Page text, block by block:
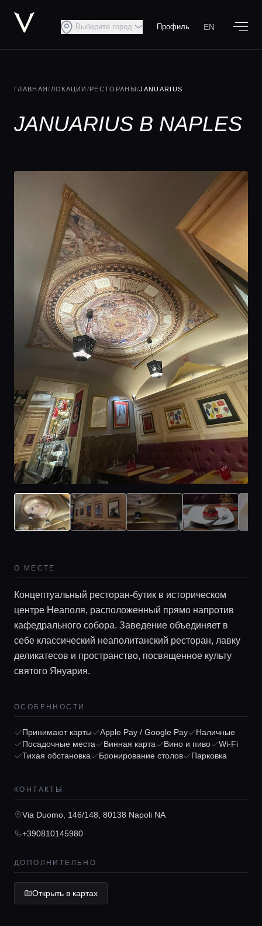
Главная
Локации
Гиды
Консьерж сервис
Lifestyle журнал
Выберите город Профиль EN
ГЛАВНАЯ/ ЛОКАЦИИ /РЕСТОРАНЫ/JANUARIUS
JANUARIUS В NAPLES
О МЕСТЕ
Концептуальный ресторан-бутик в историческом
центре Неаполя, расположенный прямо напротив
кафедрального собора. Заведение объединяет в
себе классический неаполитанский ресторан, лавку
деликатесов и пространство, посвященное культу
святого Януария.
ОСОБЕННОСТИ
Принимают карты Apple Pay / Google Pay
Наличные
Посадочные места
Винная карта Вино и пиво
Wi-Fi
Тихая обстановка
Бронирование столов Парковка
КОНТАКТЫ
Via Duomo, 146/148, 80138 Napoli NA
+390810145980
ДОПОЛНИТЕЛЬНО
Открыть в картах